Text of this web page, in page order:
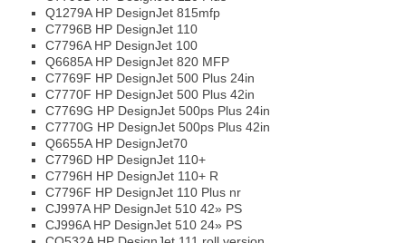
Q1279A HP DesignJet 815mfp
C7796B HP DesignJet 110
C7796A HP DesignJet 100
Q6685A HP DesignJet 820 MFP
C7769F HP DesignJet 500 Plus 24in
C7770F HP DesignJet 500 Plus 42in
C7769G HP DesignJet 500ps Plus 24in
C7770G HP DesignJet 500ps Plus 42in
Q6655A HP DesignJet70
C7796D HP DesignJet 110+
C7796H HP DesignJet 110+ R
C7796F HP DesignJet 110 Plus nr
CJ997A HP DesignJet 510 42» PS
CJ996A HP DesignJet 510 24» PS